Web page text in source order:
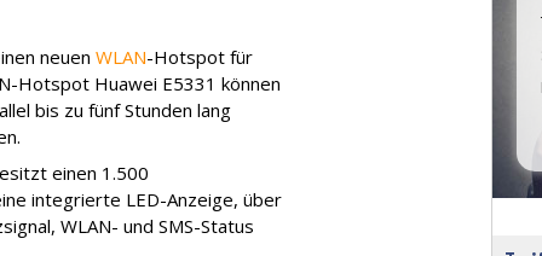
neuen WLAN-Hotspot für
Hotspot Huawei E5331 können
bis zu fünf Stunden lang
einen 1.500
integrierte LED-Anzeige, über
WLAN- und SMS-Status